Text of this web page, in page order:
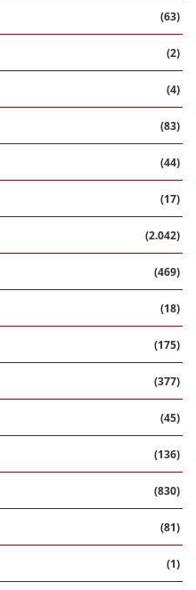
(63)
(2)
(4)
(83)
(44)
(17)
(2.042)
(469)
(18)
(175)
(377)
(45)
(136)
(830)
(81)
(1)